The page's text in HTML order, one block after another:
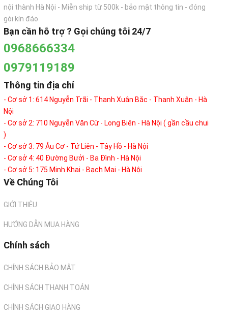
nội thành Hà Nội - Miễn ship từ 500k - bảo mật thông tin - đóng
gói kín đáo
Bạn cần hỗ trợ ? Gọi chúng tôi 24/7
0968666334
0979119189
Thông tin địa chỉ
- Cơ sở 1: 614 Nguyễn Trãi - Thanh Xuân Bắc - Thanh Xuân - Hà
Nội
- Cơ sở 2: 710 Nguyễn Văn Cừ - Long Biên - Hà Nội ( gần cầu chui
)
- Cơ sở 3: 79 Âu Cơ - Tứ Liên - Tây Hồ - Hà Nội
- Cơ sở 4: 40 Đường Bưởi - Ba Đình - Hà Nội
- Cơ sở 5: 175 Minh Khai - Bạch Mai - Hà Nội
Về Chúng Tôi
GIỚI THIỆU
HƯỚNG DẪN MUA HÀNG
Chính sách
CHÍNH SÁCH BẢO MẬT
CHÍNH SÁCH THANH TOÁN
CHÍNH SÁCH GIAO HÀNG